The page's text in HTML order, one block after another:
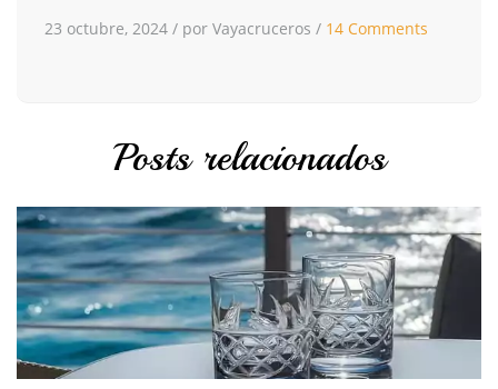
23 octubre, 2024 / por Vayacruceros / 14 Comments
Posts relacionados